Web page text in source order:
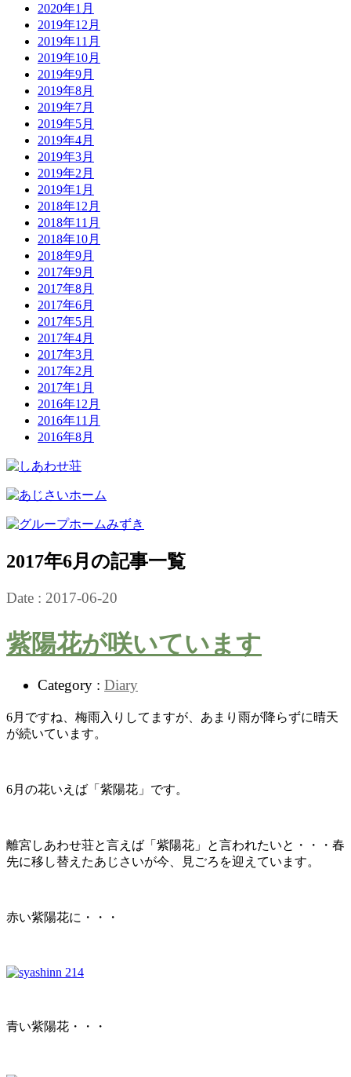
2020年1月
2019年12月
2019年11月
2019年10月
2019年9月
2019年8月
2019年7月
2019年5月
2019年4月
2019年3月
2019年2月
2019年1月
2018年12月
2018年11月
2018年10月
2018年9月
2017年9月
2017年8月
2017年6月
2017年5月
2017年4月
2017年3月
2017年2月
2017年1月
2016年12月
2016年11月
2016年8月
2017年6月の記事一覧
Date : 2017-06-20
紫陽花が咲いています
Category : Diary
6月ですね、梅雨入りしてますが、あまり雨が降らずに晴天
が続いています。
6月の花いえば「紫陽花」です。
離宮しあわせ荘と言えば「紫陽花」と言われたいと・・・春
先に移し替えたあじさいが今、見ごろを迎えています。
赤い紫陽花に・・・
青い紫陽花・・・